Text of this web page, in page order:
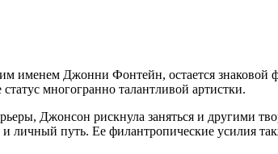
именем Джонни Фонтейн, остается знаковой
многогранно талантливой артистки.
Джонсон рискнула заняться и другими
личный путь. Ее филантропические усилия